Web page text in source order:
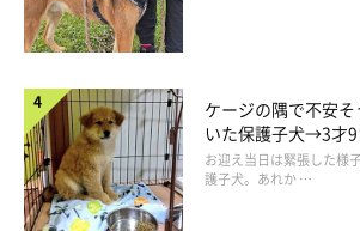
ケージの隅で不安
いた保護子犬→3才
服し頼もしいコに成
お迎え当日は緊張した様
護子犬。あれか …